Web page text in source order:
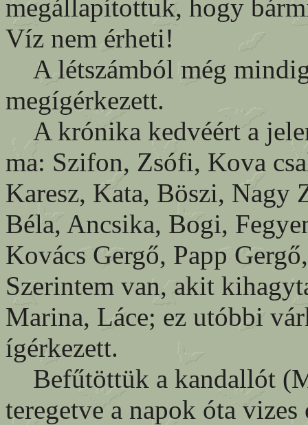
megállapítottuk, hogy
Víz nem érheti!
A létszámból még
megígérkezett.
A krónika kedvéért a
ma: Szifon, Zsófi, Kova
Karesz, Kata, Böszi, Nagy
Béla, Ancsika, Bogi,
Kovács Gergő, Papp
Szerintem van, akit
Marina, Láce; ez utóbbi
ígérkezett.
Befűtöttük a kandallót
teregetve a napok óta